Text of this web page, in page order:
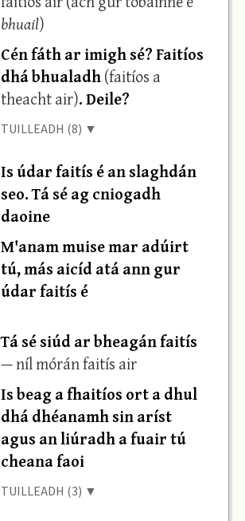
bhuail)
Cén fáth ar imigh sé? Faitíos
dhá bhualadh(faitíos a
theacht air). Deile?
TUILLEADH (8) ▼
Is údar faitís é an slaghdán
seo. Tá sé ag cniogadh
daoine
M'anam muise mar adúirt
tú, más aicíd atá ann gur
údar faitís é
Tá sé siúd ar bheagán faitís
— níl mórán faitís air
Is beag a fhaitíos ort a dhul
dhá dhéanamh sin aríst
agus an liúradh a fuair tú
cheana faoi
TUILLEADH (3) ▼